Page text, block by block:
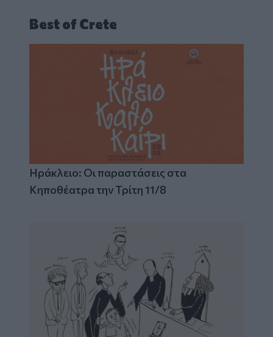
Best of Crete
Ηράκλειο: Οι παραστάσεις στα
Κηποθέατρα την Τρίτη 11/8